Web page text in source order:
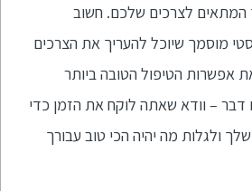
המתאים לצרכים שלכם. חשוב
מוסמך שיוכל להעריך את הצרכים
אפשרות הטיפול הטובה ביותר
– וודא שאתה לוקח את הזמן כדי
ולגלות מה יהיה הכי טוב עבורך